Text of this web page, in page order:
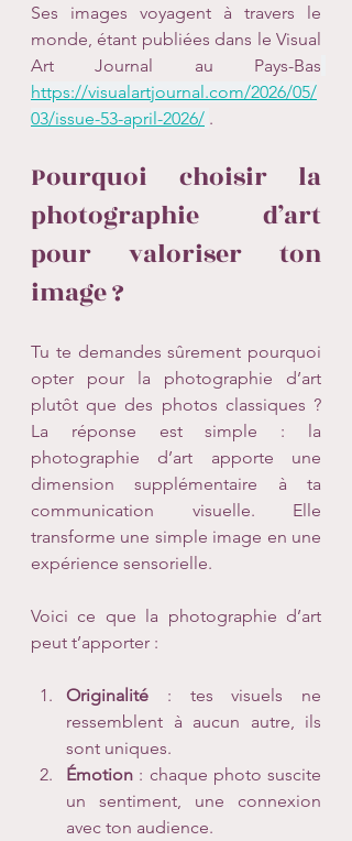
Ses images voyagent à travers le
monde, étant publiées dans le Visual
Art Journal au Pays-Bas
https://visualartjournal.com/2026/05/
03/issue-53-april-2026/ .
Pourquoi choisir la
photographie d’art
pour valoriser ton
image ?
Tu te demandes sûrement pourquoi
opter pour la photographie d’art
plutôt que des photos classiques ?
La réponse est simple : la
photographie d’art apporte une
dimension supplémentaire à ta
communication visuelle. Elle
transforme une simple image en une
expérience sensorielle.
Voici ce que la photographie d’art
peut t’apporter :
Originalité : tes visuels ne
ressemblent à aucun autre, ils
sont uniques.
Émotion : chaque photo suscite
un sentiment, une connexion
avec ton audience.